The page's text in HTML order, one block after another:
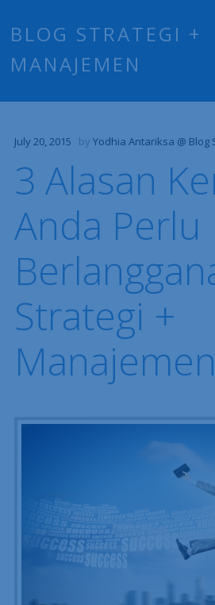
BLOG STRATEGI +
MANAJEMEN
July 20, 2015 by Yodhia Antariksa @ Blog
3 Alasan
Anda Perlu
Strategi +
Manajemen